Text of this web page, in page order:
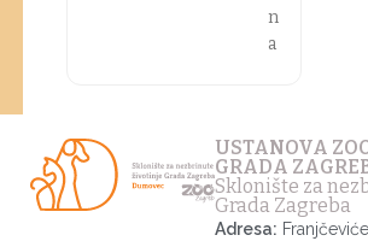
n
a
USTANOVA
GRADA
Sklonište za
Grada Zagreba
Adresa: